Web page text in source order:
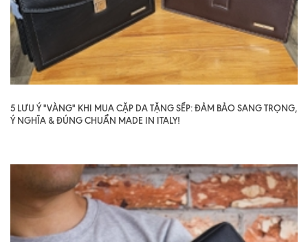
5 LƯU Ý "VÀNG" KHI MUA CẶP DA TẶNG SẾP: ĐẢM BẢO SANG TRỌNG,
Ý NGHĨA & ĐÚNG CHUẨN MADE IN ITALY!